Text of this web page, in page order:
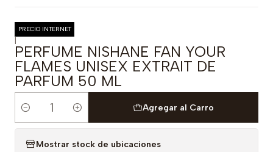
PRECIO INTERNET
|
PERFUME NISHANE FAN YOUR
FLAMES UNISEX EXTRAIT DE
PARFUM 50 ML
Cantidad
Agregar al Carro
Mostrar stock de ubicaciones